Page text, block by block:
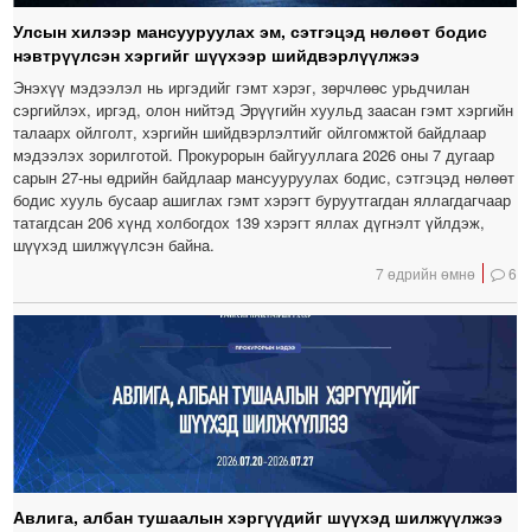
Улсын хилээр мансууруулах эм, сэтгэцэд нөлөөт бодис
нэвтрүүлсэн хэргийг шүүхээр шийдвэрлүүлжээ
Энэхүү мэдээлэл нь иргэдийг гэмт хэрэг, зөрчлөөс урьдчилан
сэргийлэх, иргэд, олон нийтэд Эрүүгийн хуульд заасан гэмт хэргийн
талаарх ойлголт, хэргийн шийдвэрлэлтийг ойлгомжтой байдлаар
мэдээлэх зорилготой. Прокурорын байгууллага 2026 оны 7 дугаар
сарын 27-ны өдрийн байдлаар мансууруулах бодис, сэтгэцэд нөлөөт
бодис хууль бусаар ашиглах гэмт хэрэгт буруутгагдан яллагдагчаар
татагдсан 206 хүнд холбогдох 139 хэрэгт яллах дүгнэлт үйлдэж,
шүүхэд шилжүүлсэн байна.
7 өдрийн өмнө 6
Авлига, албан тушаалын хэргүүдийг шүүхэд шилжүүлжээ